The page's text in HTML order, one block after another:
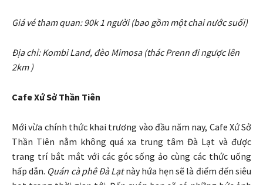
Giá vé tham quan: 90k 1 người (bao gồm một chai nước suối)
Địa chỉ: Kombi Land, đèo Mimosa (thác Prenn đi ngược lên
2km )
Cafe Xứ Sở Thần Tiên
Mới vừa chính thức khai trương vào đầu năm nay, Cafe Xứ Sở
Thần Tiên nằm không quá xa trung tâm Đà Lạt và được
trang trí bắt mắt với các góc sống ảo cùng các thức uống
hấp dẫn. Quán cà phê Đà Lạtnày hứa hẹn sẽ là điểm đến siêu